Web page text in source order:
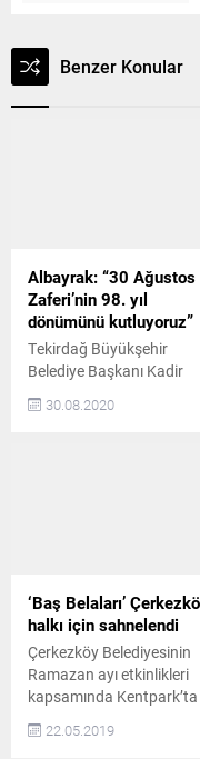
Benzer Konular
Albayrak: “30 Ağustos
Zaferi’nin 98. yıl
dönümünü kutluyoruz”
Tekirdağ Büyükşehir
Belediye Başkanı Kadir
Albayrak, 30 Ağustos
Bayramı dolayısıyla bir
hiçbir döneminde ödün
vermeyen milletimiz,
yurdumuzu elimizden
isteyen düşmanlara karşı
Ebedi Önderimiz...
30.08.2020
‘Baş Belaları’
halkı için sahnelendi
Çerkezköy Belediyesinin
Ramazan ayı etkinlikleri
kapsamında Kentpark’ta
‘Baş Belaları’ adlı tiyatro
oyunu Çerkezköylü
22.05.2019